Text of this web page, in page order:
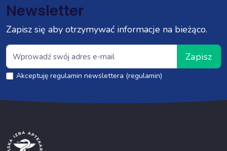
Newsletter
Zapisz się aby otrzymywać informacje na bieżąco.
Zapisz
Akceptuję regulamin newslettera (regulamin)